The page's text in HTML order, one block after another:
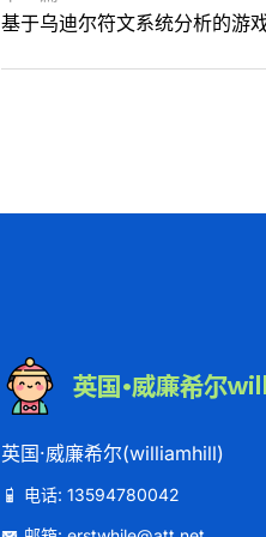
基于乌迪尔符文系统分析的游
英国·威廉希尔(williamhill)
电话: 13594780042